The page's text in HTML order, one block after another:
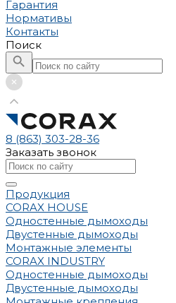
Гарантия
Нормативы
Контакты
Поиск
8 (863) 303-28-36
Заказать звонок
Продукция
CORAX HOUSE
Одностенные дымоходы
Двустенные дымоходы
Монтажные элементы
CORAX INDUSTRY
Одностенные дымоходы
Двустенные дымоходы